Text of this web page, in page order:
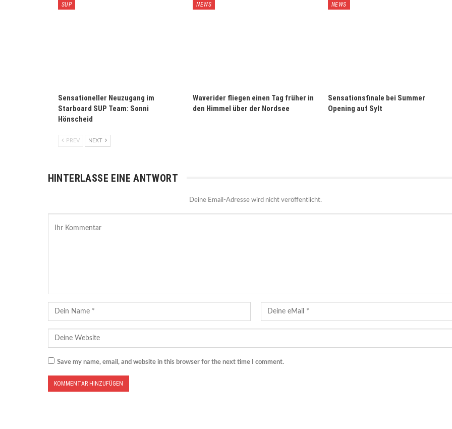
SUP
Sensationeller Neuzugang im
Starboard SUP Team: Sonni
Hönscheid
NEWS
Waverider fliegen einen Tag früher in
den Himmel über der Nordsee
NEWS
Sensationsfinale bei Summer
Opening auf Sylt
PREV NEXT
HINTERLASSE EINE ANTWORT
Deine Email-Adresse wird nicht veröffentlicht.
Save my name, email, and website in this browser for the next time I comment.